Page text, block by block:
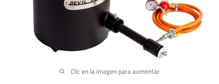
Clic en la imagen para aumentar